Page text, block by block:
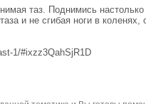
таз. Поднимись
и не сгибая ноги в
1/#ixzz3QahSjR1D